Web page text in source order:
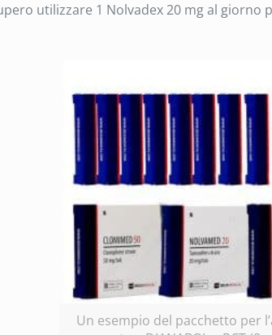
utilizzare 1 Nolvadex 20 mg al giorno
Un esempio del pacchetto per